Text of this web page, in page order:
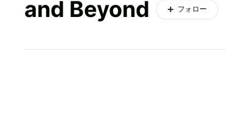
and Beyond フォロー